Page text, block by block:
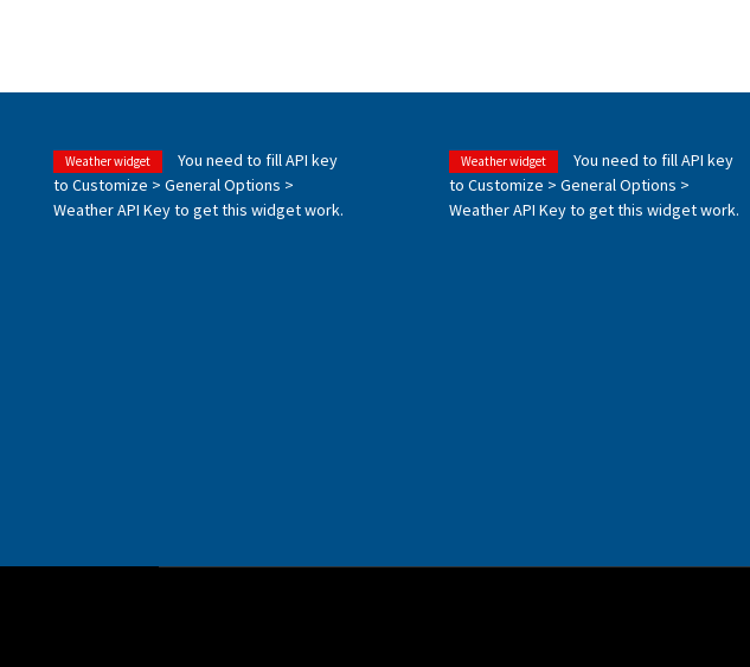
Weather widget
You need to fill API key
to Customize > General Options >
Weather API Key to get this widget work.
Weather widget
You need to fill API key
to Customize > General Options >
Weather API Key to get this widget work.